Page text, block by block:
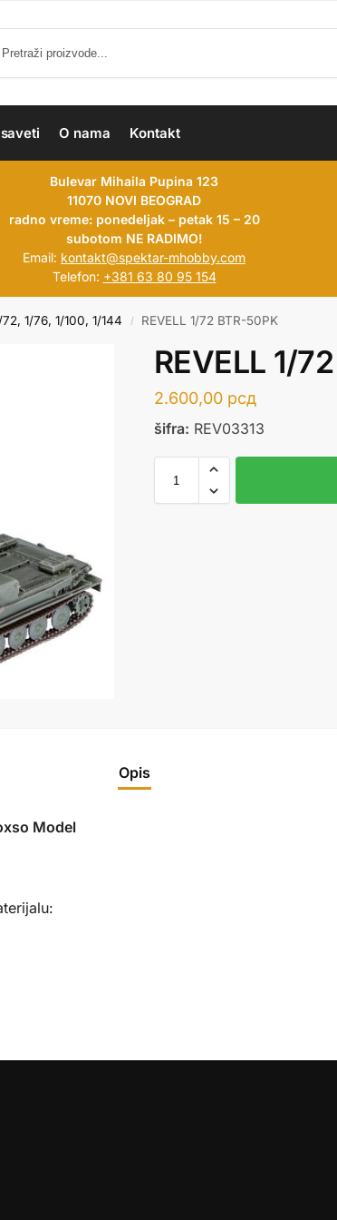
O nama Kontakt
Bulevar Mihaila Pupina 123
11070 NOVI BEOGRAD
radno vreme: ponedeljak – petak 15 – 20
subotom NE RADIMO!
Email: kontakt@spektar-mhobby.com
Telefon: +381 63 80 95 154
72, 1/76, 1/100, 1/144 / REVELL 1/72 BTR-50PK
REVELL 1/
2.600,00 рсд
šifra: REV03313
Opis
Model